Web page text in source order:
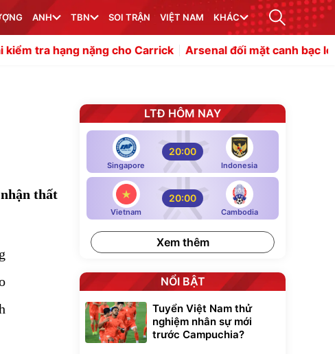
ANH TBN SOI TRẬN VIỆT NAM KHÁC
cho Carrick Arsenal đối mặt canh bạc lớn nếu không
thất
LTĐ HÔM NAY
Singapore
20:00
Indonesia
Vietnam
20:00
Cambodia
Xem thêm
NỔI BẬT
Tuyển Việt Nam thử
nghiệm nhân sự mới
trước Campuchia?